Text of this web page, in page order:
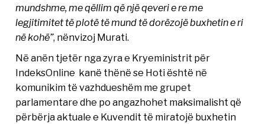
mundshme, me qëllim që një qeveri e re me
legjitimitet të plotë të mund të dorëzojë buxhetin e ri
në kohë”, nënvizoj Murati.
Në anën tjetër nga zyra e Kryeministrit për
IndeksOnline kanë thënë se Hoti është në
komunikim të vazhdueshëm me grupet
parlamentare dhe po angazhohet maksimalisht që
përbërja aktuale e Kuvendit të miratojë buxhetin